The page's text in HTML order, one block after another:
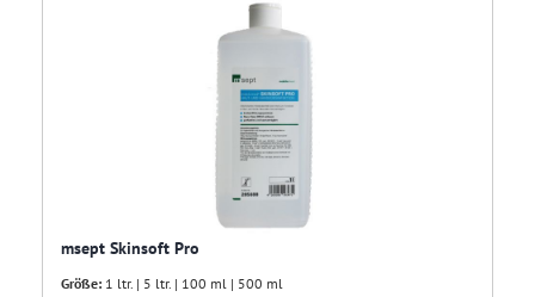
msept Skinsoft Pro
Größe: 1 ltr. | 5 ltr. | 100 ml | 500 ml